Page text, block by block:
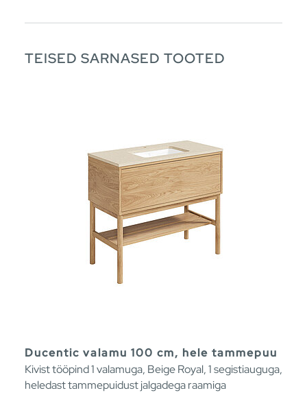
TEISED SARNASED TOOTED
Ducentic valamu 100 cm, hele tammepuu
Kivist tööpind 1 valamuga, Beige Royal, 1 segistiauguga,
heledast tammepuidust jalgadega raamiga